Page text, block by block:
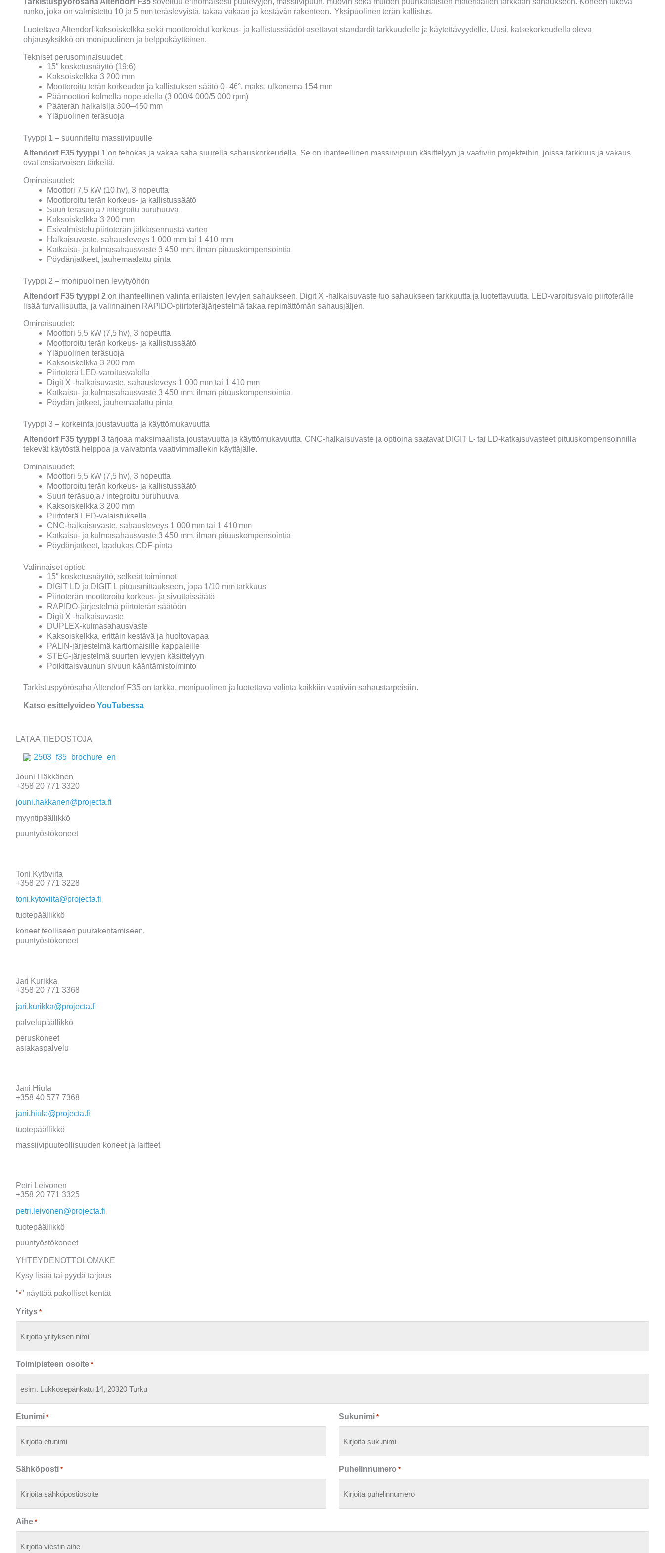
runko, joka on valmistettu 10 ja 5 mm teräslevyistä, takaa vakaan ja kestävän rakenteen. Yksipuolinen terän kallistus.
Luotettava Altendorf-kaksoiskelkka sekä moottoroidut korkeus- ja kallistussäädöt asettavat standardit tarkkuudelle ja käytettävyydelle. Uusi, katsekorkeudella oleva
ohjausyksikkö on monipuolinen ja helppokäyttöinen.
Tekniset perusominaisuudet:
15″ kosketusnäyttö (19:6)
Kaksoiskelkka 3 200 mm
Moottoroitu terän korkeuden ja kallistuksen säätö 0–46°, maks. ulkonema 154 mm
Päämoottori kolmella nopeudella (3 000/4 000/5 000 rpm)
Pääterän halkaisija 300–450 mm
Yläpuolinen teräsuoja
Tyyppi 1 – suunniteltu massiivipuulle
AltendorfF35 tyyppi 1 on tehokas ja vakaa saha suurella sahauskorkeudella. Se on ihanteellinen massiivipuun käsittelyyn ja vaativiin projekteihin, joissa tarkkuus ja vakaus
ovat ensiarvoisen tärkeitä.
Ominaisuudet:
Moottori 7,5 kW (10 hv), 3 nopeutta
Moottoroitu terän korkeus- ja kallistussäätö
Suuri teräsuoja / integroitu puruhuuva
Kaksoiskelkka 3 200 mm
Esivalmistelu piirtoterän jälkiasennusta varten
Halkaisuvaste, sahausleveys 1 000 mm tai 1 410 mm
Katkaisu- ja kulmasahausvaste 3 450 mm, ilman pituuskompensointia
Pöydänjatkeet, jauhemaalattu pinta
Tyyppi 2 – monipuolinen levytyöhön
AltendorfF35 tyyppi 2 on ihanteellinen valinta erilaisten levyjen sahaukseen. Digit X -halkaisuvaste tuo sahaukseen tarkkuutta ja luotettavuutta. LED-varoitusvalo piirtoterälle
lisää turvallisuutta, ja valinnainen RAPIDO-piirtoteräjärjestelmä takaa repimättömän sahausjäljen.
Ominaisuudet:
Moottori 5,5 kW (7,5 hv), 3 nopeutta
Moottoroitu terän korkeus- ja kallistussäätö
Yläpuolinen teräsuoja
Kaksoiskelkka 3 200 mm
Piirtoterä LED-varoitusvalolla
Digit X -halkaisuvaste, sahausleveys 1 000 mm tai 1 410 mm
Katkaisu- ja kulmasahausvaste 3 450 mm, ilman pituuskompensointia
Pöydän jatkeet, jauhemaalattu pinta
Tyyppi 3 – korkeinta joustavuutta ja käyttömukavuutta
AltendorfF35 tyyppi 3 tarjoaa maksimaalista joustavuutta ja käyttömukavuutta. CNC-halkaisuvaste ja optioina saatavat DIGIT L- tai LD-katkaisuvasteetpituuskompensoinnilla
tekevät käytöstä helppoa ja vaivatonta vaativimmallekin käyttäjälle.
Ominaisuudet:
Moottori 5,5 kW (7,5 hv), 3 nopeutta
Moottoroitu terän korkeus- ja kallistussäätö
Suuri teräsuoja / integroitu puruhuuva
Kaksoiskelkka 3 200 mm
Piirtoterä LED-valaistuksella
CNC-halkaisuvaste, sahausleveys 1 000 mm tai 1 410 mm
Katkaisu- ja kulmasahausvaste 3 450 mm, ilman pituuskompensointia
Pöydänjatkeet, laadukas CDF-pinta
Valinnaiset optiot:
15″ kosketusnäyttö, selkeät toiminnot
DIGIT LD ja DIGIT L pituusmittaukseen, jopa 1/10 mm tarkkuus
Piirtoterän moottoroitu korkeus- ja sivuttaissäätö
RAPIDO-järjestelmä piirtoterän säätöön
Digit X -halkaisuvaste
DUPLEX-kulmasahausvaste
Kaksoiskelkka, erittäin kestävä ja huoltovapaa
PALIN-järjestelmä kartiomaisille kappaleille
STEG-järjestelmä suurten levyjen käsittelyyn
Poikittaisvaunun sivuun kääntämistoiminto
Tarkistuspyörösaha Altendorf F35 on tarkka, monipuolinen ja luotettava valinta kaikkiin vaativiin sahaustarpeisiin.
Katso esittelyvideo YouTubessa
LATAA TIEDOSTOJA
2503_f35_brochure_en
Jouni Häkkänen
+358 20 771 3320
jouni.hakkanen@projecta.fi
myyntipäällikkö
puuntyöstökoneet
Toni Kytöviita
+358 20 771 3228
toni.kytoviita@projecta.fi
tuotepäällikkö
koneet teolliseen puurakentamiseen,
puuntyöstökoneet
Jari Kurikka
+358 20 771 3368
jari.kurikka@projecta.fi
palvelupäällikkö
peruskoneet
asiakaspalvelu
Jani Hiula
+358 40 577 7368
jani.hiula@projecta.fi
tuotepäällikkö
massiivipuuteollisuuden koneet ja laitteet
Petri Leivonen
+358 20 771 3325
petri.leivonen@projecta.fi
tuotepäällikkö
puuntyöstökoneet
YHTEYDENOTTOLOMAKE
Kysy lisää tai pyydä tarjous
"*" näyttää pakolliset kentät
Yritys *
Toimipisteen osoite *
Etunimi * Sukunimi *
Sähköposti * Puhelinnumero *
Aihe *